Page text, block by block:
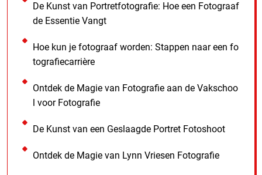
De Kunst van Portretfotografie: Hoe een Fotograaf
de Essentie Vangt
Hoe kun je fotograaf worden: Stappen naar een fo
tografiecarrière
Ontdek de Magie van Fotografie aan de Vakschoo
l voor Fotografie
De Kunst van een Geslaagde Portret Fotoshoot
Ontdek de Magie van Lynn Vriesen Fotografie